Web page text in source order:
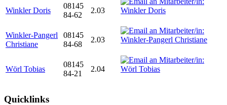
Winkler Doris
08145
84-62
2.03
Winkler-Pangerl
Christiane
08145
84-68
2.03
Wörl Tobias
08145
84-21
2.04
Quicklinks